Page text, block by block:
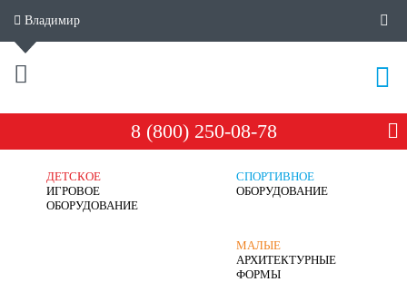
Владимир
8 (800) 250-08-78
ДЕТСКОЕ
ИГРОВОЕ
ОБОРУДОВАНИЕ
СПОРТИВНОЕ
ОБОРУДОВАНИЕ
МАЛЫЕ
АРХИТЕКТУРНЫЕ
ФОРМЫ